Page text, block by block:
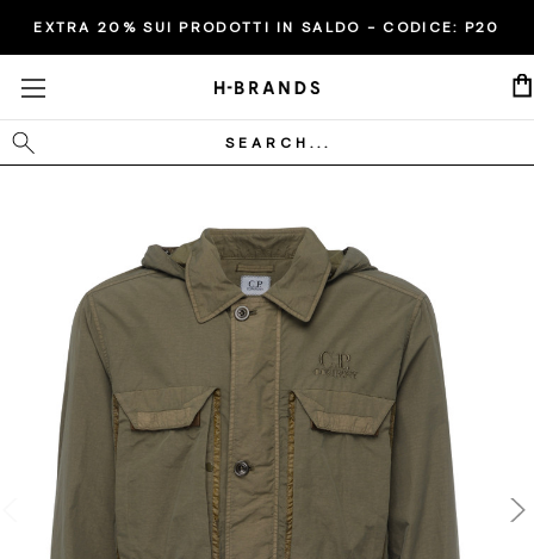
EXTRA 20% SUI PRODOTTI IN SALDO - CODICE: P20
Cerca